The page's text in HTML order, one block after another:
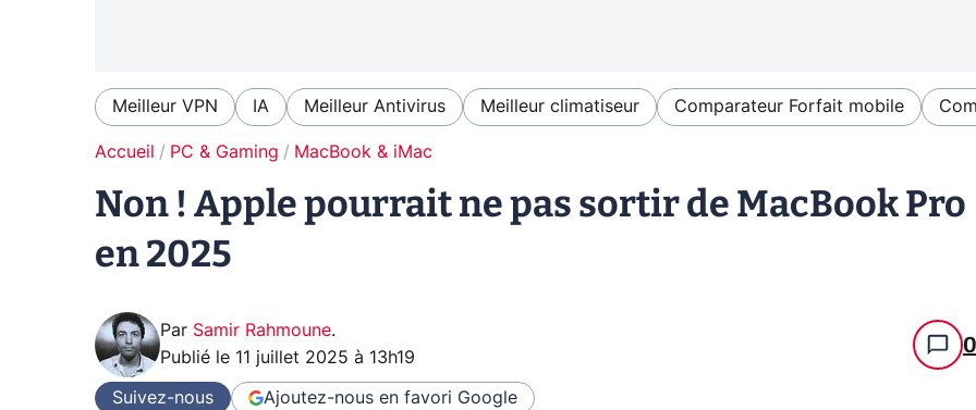
Meilleur VPN IA Meilleur Antivirus Meilleur climatiseur Comparateur Forfait mobile
Accueil PC & Gaming MacBook & iMac
Non ! Apple pourrait ne pas sortir de MacBook Pro
en 2025
Par Samir Rahmoune.
Publié le 11 juillet 2025 à 13h19 0
Suivez-nous Ajoutez-nous en favori Google